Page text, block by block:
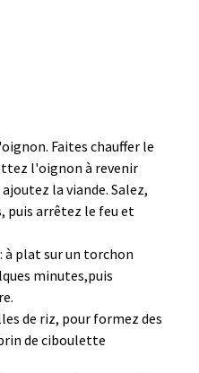
Faites chauffer le
l'oignon à revenir
la viande. Salez,
puis arrêtez le feu et
à plat sur un torchon
minutes,puis
de riz, pour formez des
de ciboulette